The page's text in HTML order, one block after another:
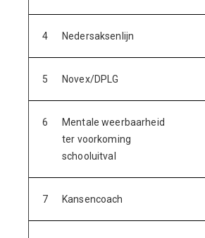
4 Nedersaksenlijn
5 Novex/DPLG
6
Mentale weerbaarheid
ter voorkoming
schooluitval
7 Kansencoach